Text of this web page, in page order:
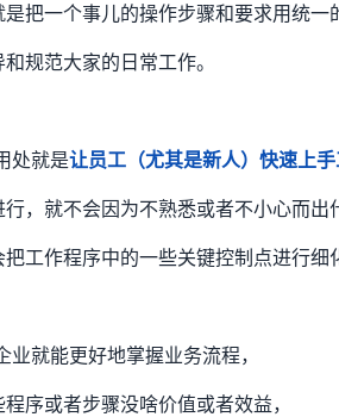
把一个事儿的操作步骤和要求用统一
规范大家的日常工作。
处就是让员工（尤其是新人）快速上
行，就不会因为不熟悉或者不小心而出
把工作程序中的一些关键控制点进行细
业就能更好地掌握业务流程，
序或者步骤没啥价值或者效益，